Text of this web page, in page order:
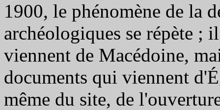
1900, le phénomène de la
archéologiques se répète ;
viennent de Macédoine,
documents qui viennent
même du site, de